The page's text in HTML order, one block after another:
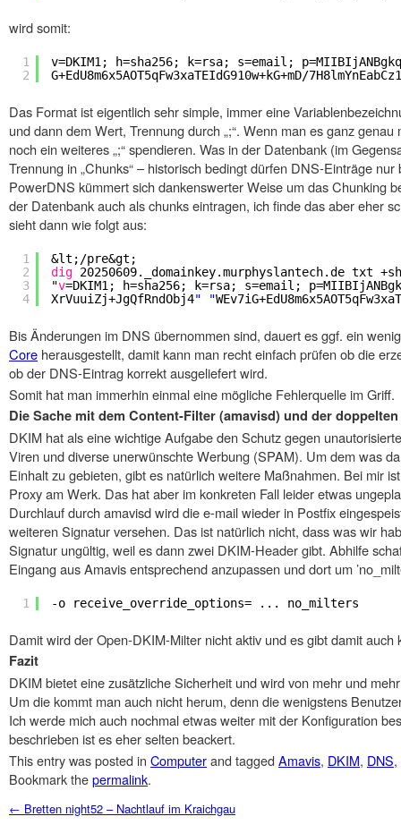
wird somit:
1
2
v=DKIM1; h=sha256; k=rsa; s=email;
G+EdU8m6x5AOT5qFw3xaTEIdG910w+kG+mD/
Das Format ist eigentlich sehr simple, immer eine
und dann dem Wert, Trennung durch „;“. Wenn man es ganz
noch ein weiteres „;“ spendieren. Was in der Datenbank (im
Trennung in „Chunks“ – historisch bedingt dürfen DNS-Einträge
PowerDNS kümmert sich dankenswerter Weise um das Chunking
der Datenbank auch als chunks eintragen, ich finde das aber eher
sieht dann wie folgt aus:
1
2
3
4
&lt;/pre&gt;
dig 20250609._domainkey.murphyslantech.de txt
"v=DKIM1; h=sha256; k=rsa; s=email;
XrVuuiZj+JgQfRndObj4" "
Bis Änderungen im DNS übernommen sind, dauert es ggf. ein
Core herausgestellt, damit kann man recht einfach prüfen ob die
ob der DNS-Eintrag korrekt ausgeliefert wird.
Somit hat man immerhin einmal eine mögliche Fehlerquelle im Griff.
Die Sache mit dem Content-Filter (amavisd) und der
DKIM hat als eine wichtige Aufgabe den Schutz gegen
Viren und diverse unerwünschte Werbung (SPAM). Um dem was
Einhalt zu gebieten, gibt es natürlich weitere Maßnahmen. Bei mir
Proxy am Werk. Das hat aber im konkreten Fall leider etwas
Durchlauf durch amavisd wird die e-mail wieder in Postfix
weiteren Signatur versehen. Das ist natürlich nicht, dass was wir
Signatur ungültig, weil es dann zwei DKIM-Header gibt. Abhilfe
Eingang aus Amavis entsprechend anzupassen und dort um
1 -o receive_override_options= ... no_milters
Damit wird der Open-DKIM-Milter nicht aktiv und es gibt damit auch
Fazit
DKIM bietet eine zusätzliche Sicherheit und wird von mehr und
Um die kommt man auch nicht herum, denn die wenigstens
Ich werde mich auch nochmal etwas weiter mit der Konfiguration
beschrieben ist es eher selten beackert.
This entry was posted in Computerand tagged Amavis, DKIM, DNS,
Bookmark thepermalink.
Post navigation
← Bretten night52 – Nachtlauf im Kraichgau